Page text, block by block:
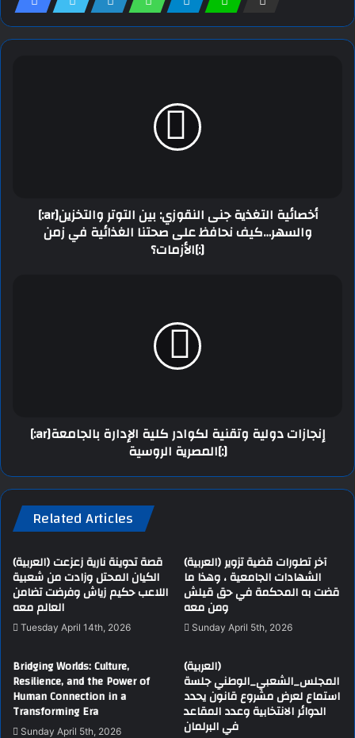
[:ar]أخصائية التغذية جنى النقوزي: بين التوتر والتخزين
والسهر…كيف نحافظ على صحتنا الغذائية في زمن
الأزمات؟[:]
[:ar]إنجازات دولية وتقنية لكوادر كلية الإدارة بالجامعة
المصرية الروسية[:]
Related Articles
(العربية) قصة تدوينة نارية زعزعت
الكيان المحتل وزادت من شعبية
اللاعب حكيم زياش وفرضت تضامن
العالم معه
Tuesday April 14th, 2026
(العربية) آخر تطورات قضية تزوير
الشهادات الجامعية ، وهذا ما
قضت به المحكمة في حق قيلش
ومن معه
Sunday April 5th, 2026
Bridging Worlds: Culture,
Resilience, and the Power of
Human Connection in a
Transforming Era
Sunday April 5th, 2026
(العربية)
المجلس_الشعبي_الوطني جلسة
استماع لعرض مشروع قانون يحدد
الدوائر الانتخابية وعدد المقاعد
في البرلمان